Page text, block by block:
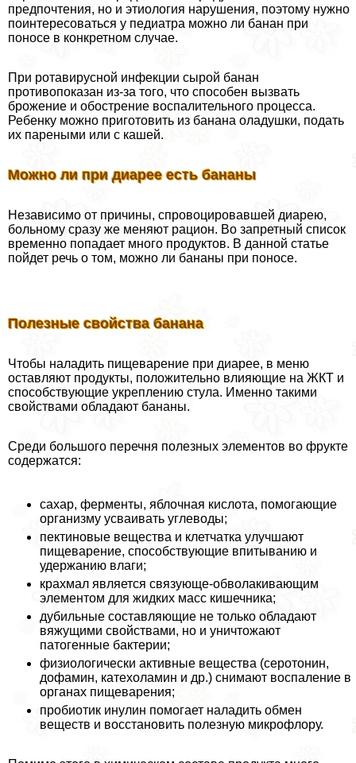
предпочтения, но и этиология нарушения, поэтому нужно
поинтересоваться у педиатра можно ли банан при
поносе в конкретном случае.
При ротавирусной инфекции сырой банан
противопоказан из-за того, что способен вызвать
брожение и обострение воспалительного процесса.
Ребенку можно приготовить из банана оладушки, подать
их пареными или с кашей.
Можно ли при диарее есть бананы
Независимо от причины, спровоцировавшей диарею,
больному сразу же меняют рацион. Во запретный список
временно попадает много продуктов. В данной статье
пойдет речь о том, можно ли бананы при поносе.
Полезные свойства банана
Чтобы наладить пищеварение при диарее, в меню
оставляют продукты, положительно влияющие на ЖКТ и
способствующие укреплению стула. Именно такими
свойствами обладают бананы.
Среди большого перечня полезных элементов во фрукте
содержатся:
сахар, ферменты, яблочная кислота, помогающие
организму усваивать углеводы;
пектиновые вещества и клетчатка улучшают
пищеварение, способствующие впитыванию и
удержанию влаги;
крахмал является связующе-обволакивающим
элементом для жидких масс кишечника;
дубильные составляющие не только обладают
вяжущими свойствами, но и уничтожают
патогенные бактерии;
физиологически активные вещества (серотонин,
дофамин, катехоламин и др.) снимают воспаление в
органах пищеварения;
пробиотик инулин помогает наладить обмен
веществ и восстановить полезную микрофлору.